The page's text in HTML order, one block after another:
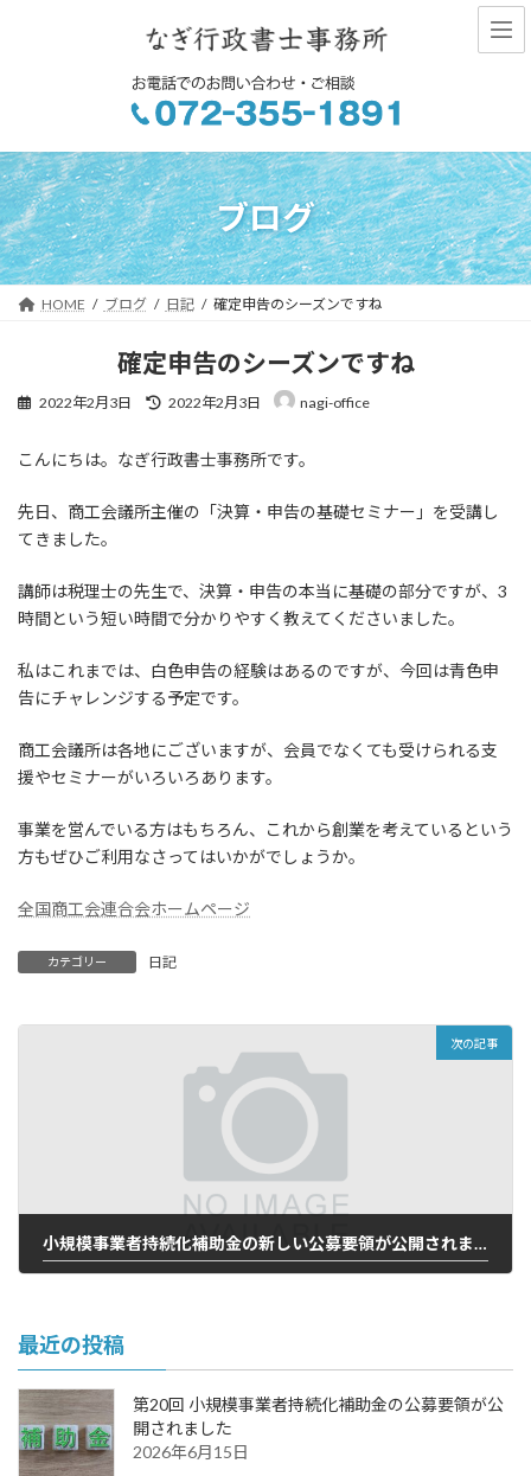
ス
キ
ッ
プ
ン
に
移
動
ブログ
HOME ブログ 日記 確定申告のシーズンですね
確定申告のシーズンですね
2022年2月3日
最
新
時
:
2022年2月3日 nagi-office
こんにちは。なぎ行政書士事務所です。
先日、商工会議所主催の「決算・申告の基礎セミナー」を受講し
てきました。
講師は税理士の先生で、決算・申告の本当に基礎の部分ですが、3
時間という短い時間で分かりやすく教えてくださいました。
私はこれまでは、白色申告の経験はあるのですが、今回は青色申
告にチャレンジする予定です。
商工会議所は各地にございますが、会員でなくても受けられる支
援やセミナーがいろいろあります。
事業を営んでいる方はもちろん、これから創業を考えているという
方もぜひご利用なさってはいかがでしょうか。
全国商工会連合会ホームページ
カテゴリー 日記
次の記事
小規模事業者持続化補助金の新しい公募要領が公開されました
最近の投稿
第20回 小規模事業者持続化補助金の公募要領が公
開されました
2026年6月15日